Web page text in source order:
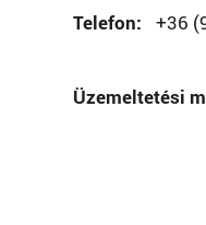
Telefon:
+36
Üzemeltetési